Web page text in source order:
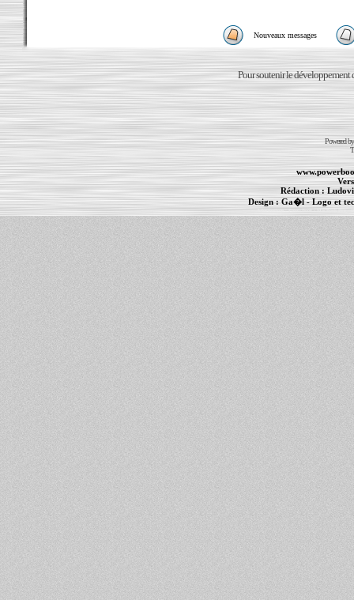
Nouveaux messages
Pour soutenir le développement
Powered
Rédaction :
Design : Ga�l- Logo et